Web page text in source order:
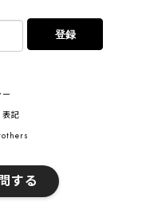
【 柴犬 毛色3色】マグカップ お家用 プレゼント コーギーブラザーズ 犬 うちの子
ございました。 プ
いたいと思います。
登録
記
する